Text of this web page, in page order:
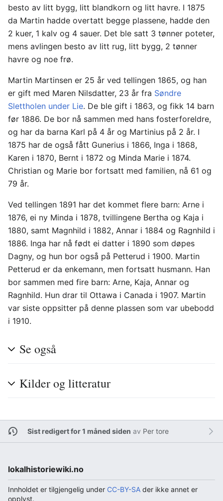
besto av litt bygg, litt blandkorn og litt havre. I 1875
da Martin hadde overtatt begge plassene, hadde den
2 kuer, 1 kalv og 4 sauer. Det ble satt 3 tønner poteter,
mens avlingen besto av litt rug, litt bygg, 2 tønner
havre og noe frø.
Martin Martinsen er 25 år ved tellingen 1865, og han
er gift med Maren Nilsdatter, 23 år fra Søndre
Slettholen under Lie. De ble gift i 1863, og fikk 14 barn
før 1886. De bor nå sammen med hans fosterforeldre,
og har da barna Karl på 4 år og Martinius på 2 år. I
1875 har de også fått Gunerius i 1866, Inga i 1868,
Karen i 1870, Bernt i 1872 og Minda Marie i 1874.
Christian og Marie bor fortsatt med familien, nå 61 og
79 år.
Ved tellingen 1891 har det kommet flere barn: Arne i
1876, ei ny Minda i 1878, tvillingene Bertha og Kaja i
1880, samt Magnhild i 1882, Annar i 1884 og Ragnhild i
1886. Inga har nå født ei datter i 1890 som døpes
Dagny, og hun bor også på Petterud i 1900. Martin
Petterud er da enkemann, men fortsatt husmann. Han
bor sammen med fire barn: Arne, Kaja, Annar og
Ragnhild. Hun drar til Ottawa i Canada i 1907. Martin
var siste oppsitter på denne plassen som var ubebodd
i 1910.
Se også
Kilder og litteratur
Sist redigert for 1 måned siden av Per tore
lokalhistoriewiki.no
Innholdet er tilgjengelig under CC-BY-SA der ikke annet er
opplyst.